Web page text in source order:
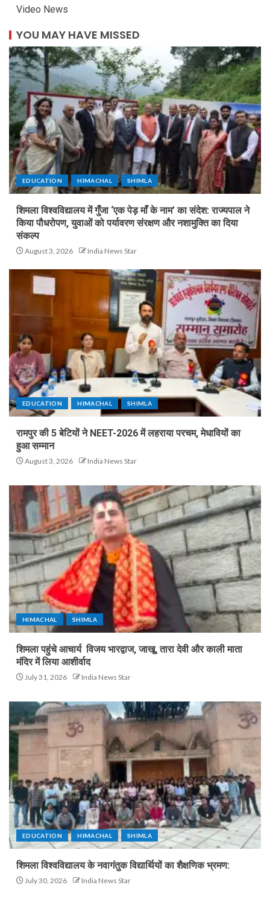
Video News
YOU MAY HAVE MISSED
EDUCATION HIMACHAL SHIMLA
शिमला विश्वविद्यालय में गुँजा ‘एक पेड़ माँ के नाम’ का संदेश: राज्यपाल ने
किया पौधरोपण, युवाओं को पर्यावरण संरक्षण और नशामुक्ति का दिया
संकल्प
August 3, 2026 India News Star
EDUCATION HIMACHAL SHIMLA
रामपुर की 5 बेटियों ने NEET-2026 में लहराया परचम, मेधावियों का
हुआ सम्मान
August 3, 2026 India News Star
HIMACHAL SHIMLA
शिमला पहुंचे आचार्य विजय भारद्वाज, जाखू, तारा देवी और काली माता
मंदिर में लिया आशीर्वाद
July 31, 2026 India News Star
EDUCATION HIMACHAL SHIMLA
शिमला विश्वविद्यालय के नवागंतुक विद्यार्थियों का शैक्षणिक भ्रमण:
July 30, 2026 India News Star